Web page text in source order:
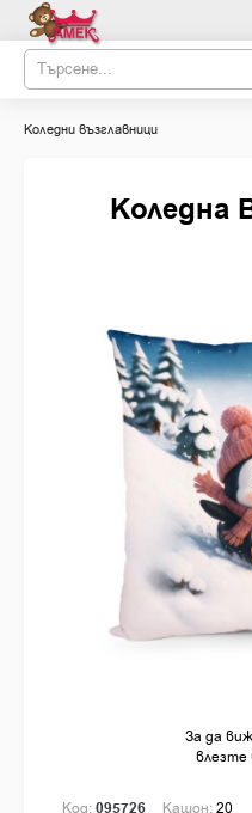
Коледни възглавници
Коледна
За да
влезте
Код: 095726 Кашон: 20